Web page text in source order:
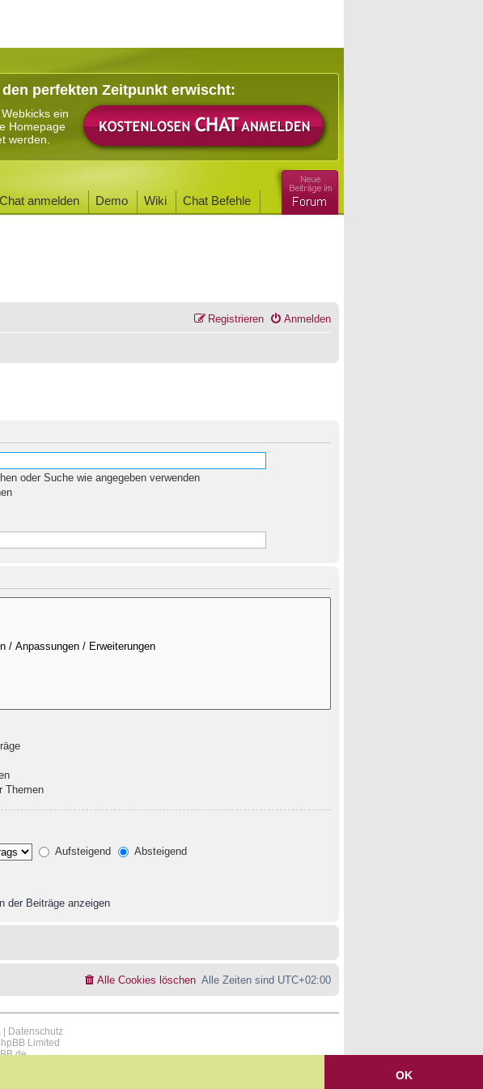
OK
perfekten Zeitpunkt erwischt:
ein
Homepage
werden.
Chat anmelden Demo Wiki Chat Befehle
Anmelden
Registrieren
oder Suche wie angegeben verwenden
Themen
Aufsteigend Absteigend
der Beiträge anzeigen
Alle Zeiten sind UTC+02:00
Alle Cookies löschen
|
Datenschutz
Limited